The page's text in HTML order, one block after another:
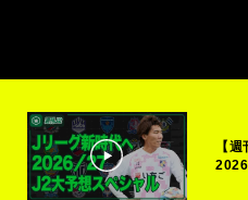
【週